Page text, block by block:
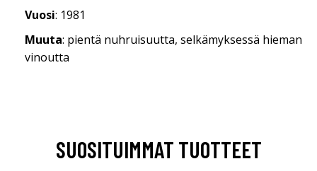
Vuosi: 1981
Muuta: pientä nuhruisuutta, selkämyksessä hieman
vinoutta
SUOSITUIMMAT TUOTTEET